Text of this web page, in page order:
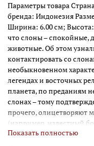
Параметры товара
бренда: Индонезия
Ширина: 6.00 см; Высота:
что слоны – спокойные,
животные. Об этом
контактировать со
необыкновенном
легендах и восточных
планета, по преданиям
слонах – тому
прочего, олицетворяют
(например, известный
слонов. Мы предлагаем
Показать полностью